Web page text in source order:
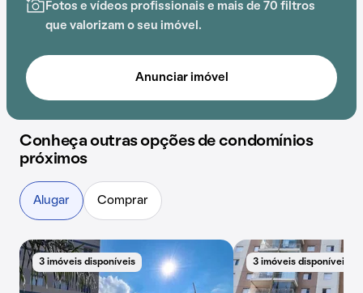
Fotos e vídeos profissionais e mais de 70 filtros
que valorizam o seu imóvel.
Anunciar imóvel
Conheça outras opções de condomínios
próximos
Alugar Comprar
3 imóveis disponíveis 3 imóveis disponíveis